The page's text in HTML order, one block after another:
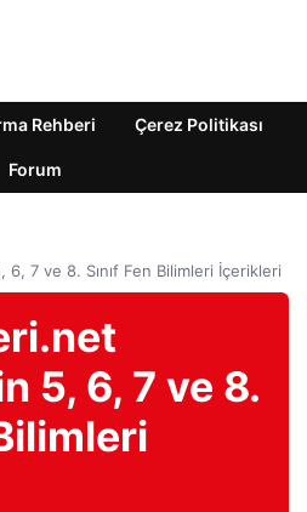
Rehberi Çerez Politikası
Forum
7 ve 8. Sınıf Fen Bilimleri İçerikleri
5, 6, 7 ve 8.